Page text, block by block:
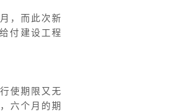
，而此次新
付建设工程
使期限又无
六个月的期